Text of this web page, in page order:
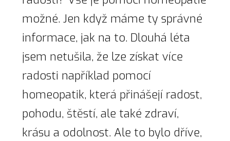
možné. Jen když máme ty správné
informace, jak na to. Dlouhá léta
jsem netušila, že lze získat více
radosti například pomocí
homeopatik, která přinášejí radost,
pohodu, štěstí, ale také zdraví,
krásu a odolnost. Ale to bylo dříve,